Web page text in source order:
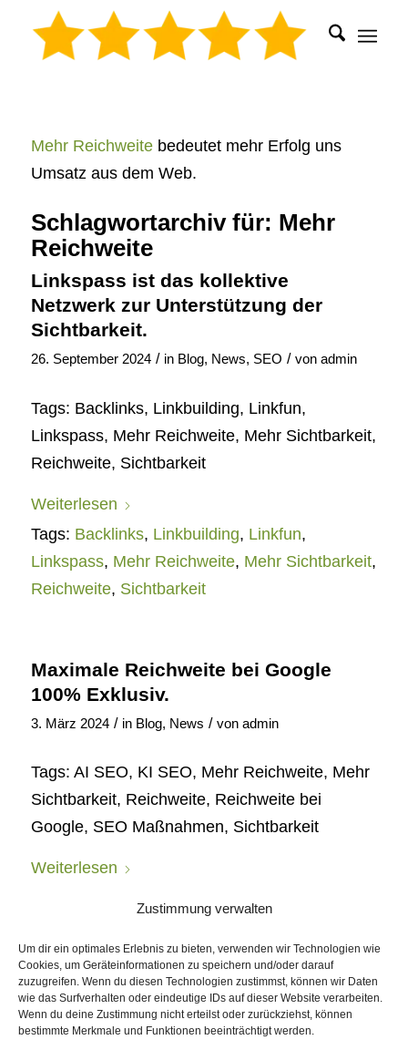
Zustimmung verwalten
Um dir ein optimales Erlebnis zu bieten, verwenden wir Technologien wie
Cookies, um Geräteinformationen zu speichern und/oder darauf
zuzugreifen. Wenn du diesen Technologien zustimmst, können wir Daten
wie das Surfverhalten oder eindeutige IDs auf dieser Website verarbeiten.
Wenn du deine Zustimmung nicht erteilst oder zurückziehst, können
bestimmte Merkmale und Funktionen beeinträchtigt werden.
Mehr Reichweitebedeutet mehr Erfolg uns
Umsatz aus dem Web.
Schlagwortarchiv für: Mehr
Reichweite
Linkspass ist das kollektive
Netzwerk zur Unterstützung der
Sichtbarkeit.
26. September 2024 / in Blog, News, SEO / von admin
Tags: Backlinks, Linkbuilding, Linkfun,
Linkspass, Mehr Reichweite, Mehr Sichtbarkeit,
Reichweite, Sichtbarkeit
Weiterlesen
Tags: Backlinks, Linkbuilding, Linkfun,
Linkspass, Mehr Reichweite, Mehr Sichtbarkeit,
Reichweite, Sichtbarkeit
Maximale Reichweite bei Google
100% Exklusiv.
3. März 2024 / in Blog, News / von admin
Tags: AI SEO, KI SEO, Mehr Reichweite, Mehr
Sichtbarkeit, Reichweite, Reichweite bei
Google, SEO Maßnahmen, Sichtbarkeit
Weiterlesen
Google,SEO Maßnahmen,Sichtbarkeit